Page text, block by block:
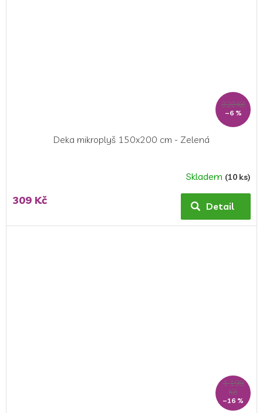
329 Kč
–6 %
Deka mikroplyš 150x200 cm - Zelená
Skladem (10 ks)
309 Kč Detail
1 199
Kč
–16 %